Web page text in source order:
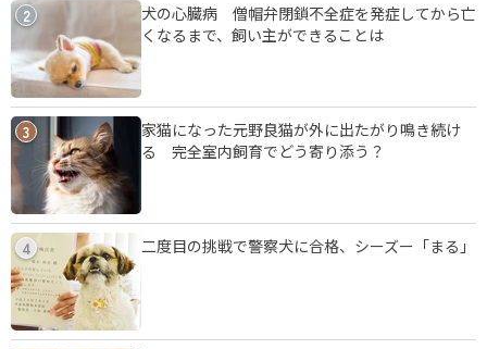
2
犬の心臓病 僧帽弁閉鎖不全症を発症してから亡
くなるまで、飼い主ができることは
3
家猫になった元野良猫が外に出たがり鳴き続け
る 完全室内飼育でどう寄り添う？
4 二度目の挑戦で警察犬に合格、シーズー「まる」